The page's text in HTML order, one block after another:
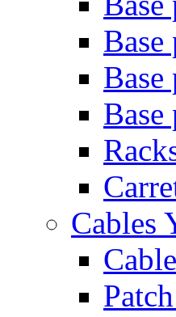
Base
Base
Base
Cables